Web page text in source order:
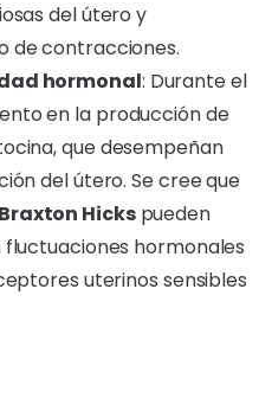
del útero y
de contracciones.
hormonal: Durante el
en la producción de
que desempeñan
del útero. Se cree que
Hickspueden
hormonales
uterinos sensibles